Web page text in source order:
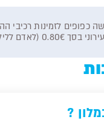
הלקוח ישירות למלון.
?